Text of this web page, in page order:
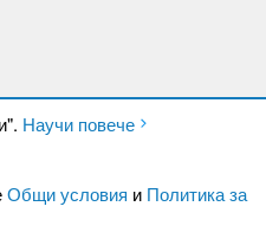
Научи повече
Общи условия и Политика за
Всички права запазени.